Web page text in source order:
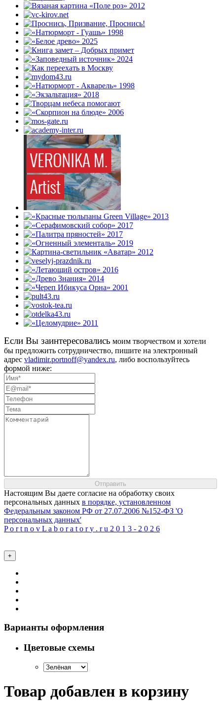
Eсли Вы заинтересовались моим творчеством и хотели
бы предложить сотрудничество, пишите на электронный
адрес vladimir.portnoff@yandex.ru, либо воспользуйтесь
формой ниже:
Настоящим Вы даете согласие на обработку своих
персональных данных в порядке, установленном
Федеральным законом РФ от 27.07.2006 №152-ФЗ 'О
персональных данных'
P o r t n o v L a b o r a t o r y . r u 2 0 1 3 - 2 0 2 6
+
Варианты оформления
Цветовые схемы
Товар добавлен в корзину